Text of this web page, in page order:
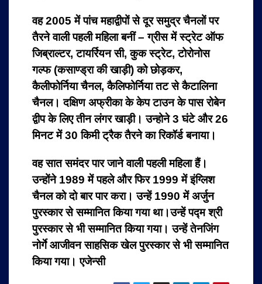
वह 2005 में पांच महाद्वीपों से दूर समुद्र चैनलों पर
तैरने वाली पहली महिला बनीं – ग्रीस में स्ट्रेट ऑफ
जिब्राल्टर, टायर्रियन सी, कुक स्ट्रेट, टोरोनोस
गल्फ (कसाण्ड्रा की खाड़ी) को छोड़कर,
कैलीफोर्निया चैनल, कैलिफोर्निया तट से कैटालिना
चैनल। दक्षिण अफ्रीका के केप टाउन के पास रोबेन
द्वीप के लिए तीन लंगर खाड़ी। उन्होने 3 घंटे और 26
मिनट में 30 किमी ट्रैक तैरने का रिकॉर्ड बनाया।
वह सात समंदर पार जाने वाली पहली महिला हैं।
उन्होंने 1989 में पहले और फिर 1999 में इंग्लिश
चैनल को दो बार पार करा।उन्हें 1990 में अर्जुन
पुरस्कार से सम्मानित किया गया था।उन्हें पद्म श्री
पुरस्कार से भी सम्मानित किया गया।उन्हें तेनजिंग
नोर्गे आजीवन साहसिक खेल पुरस्कार से भी सम्मानित
किया गया। एजेन्सी